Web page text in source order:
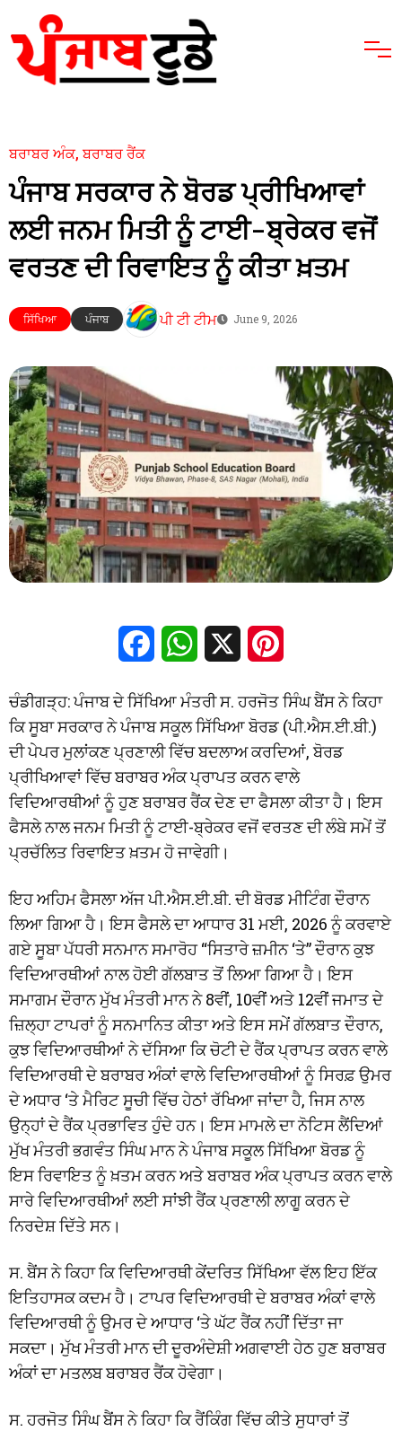
ਬਰਾਬਰ ਅੰਕ, ਬਰਾਬਰ ਰੈਂਕ
ਪੰਜਾਬ ਸਰਕਾਰ ਨੇ ਬੋਰਡ ਪ੍ਰੀਖਿਆਵਾਂ
ਲਈ ਜਨਮ ਮਿਤੀ ਨੂੰ ਟਾਈ-ਬ੍ਰੇਕਰ ਵਜੋਂ
ਵਰਤਣ ਦੀ ਰਿਵਾਇਤ ਨੂੰ ਕੀਤਾ ਖ਼ਤਮ
ਸਿੱਖਿਆ ਪੰਜਾਬ ਪੀ ਟੀ ਟੀਮ June 9, 2026
FacebookWhatsApp
ਚੰਡੀਗੜ੍ਹ: ਪੰਜਾਬ ਦੇ ਸਿੱਖਿਆ ਮੰਤਰੀ ਸ. ਹਰਜੋਤ ਸਿੰਘ ਬੈਂਸ ਨੇ ਕਿਹਾ
ਕਿ ਸੂਬਾ ਸਰਕਾਰ ਨੇ ਪੰਜਾਬ ਸਕੂਲ ਸਿੱਖਿਆ ਬੋਰਡ (ਪੀ.ਐਸ.ਈ.ਬੀ.)
ਦੀ ਪੇਪਰ ਮੁਲਾਂਕਣ ਪ੍ਰਣਾਲੀ ਵਿੱਚ ਬਦਲਾਅ ਕਰਦਿਆਂ, ਬੋਰਡ
ਪ੍ਰੀਖਿਆਵਾਂ ਵਿੱਚ ਬਰਾਬਰ ਅੰਕ ਪ੍ਰਾਪਤ ਕਰਨ ਵਾਲੇ
ਵਿਦਿਆਰਥੀਆਂ ਨੂੰ ਹੁਣ ਬਰਾਬਰ ਰੈਂਕ ਦੇਣ ਦਾ ਫੈਸਲਾ ਕੀਤਾ ਹੈ। ਇਸ
ਫੈਸਲੇ ਨਾਲ ਜਨਮ ਮਿਤੀ ਨੂੰ ਟਾਈ-ਬ੍ਰੇਕਰ ਵਜੋਂ ਵਰਤਣ ਦੀ ਲੰਬੇ ਸਮੇਂ ਤੋਂ
ਪ੍ਰਚੱਲਿਤ ਰਿਵਾਇਤ ਖ਼ਤਮ ਹੋ ਜਾਵੇਗੀ।
ਇਹ ਅਹਿਮ ਫੈਸਲਾ ਅੱਜ ਪੀ.ਐਸ.ਈ.ਬੀ. ਦੀ ਬੋਰਡ ਮੀਟਿੰਗ ਦੌਰਾਨ
ਲਿਆ ਗਿਆ ਹੈ। ਇਸ ਫੈਸਲੇ ਦਾ ਆਧਾਰ 31 ਮਈ, 2026 ਨੂੰ ਕਰਵਾਏ
ਗਏ ਸੂਬਾ ਪੱਧਰੀ ਸਨਮਾਨ ਸਮਾਰੋਹ “ਸਿਤਾਰੇ ਜ਼ਮੀਨ ‘ਤੇ” ਦੌਰਾਨ ਕੁਝ
ਵਿਦਿਆਰਥੀਆਂ ਨਾਲ ਹੋਈ ਗੱਲਬਾਤ ਤੋਂ ਲਿਆ ਗਿਆ ਹੈ। ਇਸ
ਸਮਾਗਮ ਦੌਰਾਨ ਮੁੱਖ ਮੰਤਰੀ ਮਾਨ ਨੇ 8ਵੀਂ, 10ਵੀਂ ਅਤੇ 12ਵੀਂ ਜਮਾਤ ਦੇ
ਜ਼ਿਲ੍ਹਾ ਟਾਪਰਾਂ ਨੂੰ ਸਨਮਾਨਿਤ ਕੀਤਾ ਅਤੇ ਇਸ ਸਮੇਂ ਗੱਲਬਾਤ ਦੌਰਾਨ,
ਕੁਝ ਵਿਦਿਆਰਥੀਆਂ ਨੇ ਦੱਸਿਆ ਕਿ ਚੋਟੀ ਦੇ ਰੈਂਕ ਪ੍ਰਾਪਤ ਕਰਨ ਵਾਲੇ
ਵਿਦਿਆਰਥੀ ਦੇ ਬਰਾਬਰ ਅੰਕਾਂ ਵਾਲੇ ਵਿਦਿਆਰਥੀਆਂ ਨੂੰ ਸਿਰਫ਼ ਉਮਰ
ਦੇ ਅਧਾਰ ‘ਤੇ ਮੈਰਿਟ ਸੂਚੀ ਵਿੱਚ ਹੇਠਾਂ ਰੱਖਿਆ ਜਾਂਦਾ ਹੈ, ਜਿਸ ਨਾਲ
ਉਨ੍ਹਾਂ ਦੇ ਰੈਂਕ ਪ੍ਰਭਾਵਿਤ ਹੁੰਦੇ ਹਨ। ਇਸ ਮਾਮਲੇ ਦਾ ਨੋਟਿਸ ਲੈਂਦਿਆਂ
ਮੁੱਖ ਮੰਤਰੀ ਭਗਵੰਤ ਸਿੰਘ ਮਾਨ ਨੇ ਪੰਜਾਬ ਸਕੂਲ ਸਿੱਖਿਆ ਬੋਰਡ ਨੂੰ
ਇਸ ਰਿਵਾਇਤ ਨੂੰ ਖ਼ਤਮ ਕਰਨ ਅਤੇ ਬਰਾਬਰ ਅੰਕ ਪ੍ਰਾਪਤ ਕਰਨ ਵਾਲੇ
ਸਾਰੇ ਵਿਦਿਆਰਥੀਆਂ ਲਈ ਸਾਂਝੀ ਰੈਂਕ ਪ੍ਰਣਾਲੀ ਲਾਗੂ ਕਰਨ ਦੇ
ਨਿਰਦੇਸ਼ ਦਿੱਤੇ ਸਨ।
ਸ. ਬੈਂਸ ਨੇ ਕਿਹਾ ਕਿ ਵਿਦਿਆਰਥੀ ਕੇਂਦਰਿਤ ਸਿੱਖਿਆ ਵੱਲ ਇਹ ਇੱਕ
ਇਤਿਹਾਸਕ ਕਦਮ ਹੈ। ਟਾਪਰ ਵਿਦਿਆਰਥੀ ਦੇ ਬਰਾਬਰ ਅੰਕਾਂ ਵਾਲੇ
ਵਿਦਿਆਰਥੀ ਨੂੰ ਉਮਰ ਦੇ ਆਧਾਰ ‘ਤੇ ਘੱਟ ਰੈਂਕ ਨਹੀਂ ਦਿੱਤਾ ਜਾ
ਸਕਦਾ। ਮੁੱਖ ਮੰਤਰੀ ਮਾਨ ਦੀ ਦੂਰਅੰਦੇਸ਼ੀ ਅਗਵਾਈ ਹੇਠ ਹੁਣ ਬਰਾਬਰ
ਅੰਕਾਂ ਦਾ ਮਤਲਬ ਬਰਾਬਰ ਰੈਂਕ ਹੋਵੇਗਾ।
ਸ. ਹਰਜੋਤ ਸਿੰਘ ਬੈਂਸ ਨੇ ਕਿਹਾ ਕਿ ਰੈਂਕਿੰਗ ਵਿੱਚ ਕੀਤੇ ਸੁਧਾਰਾਂ ਤੋਂ